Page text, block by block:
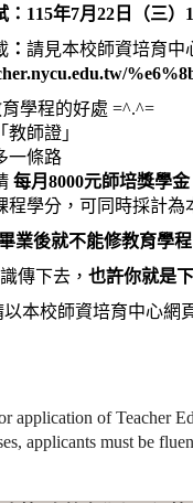
： 115年7月22日（三）
： 請見本校師資培育中
學程的好處 =^.^=
師證」
條路
每月8000元師培獎學金
程學分，可同時採計
業後就不能修教育學程
下去， 也許你就是
本校師資培育中心網
application of Teacher
applicants must be